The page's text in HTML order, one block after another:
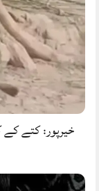
خیرپور: کتے کے